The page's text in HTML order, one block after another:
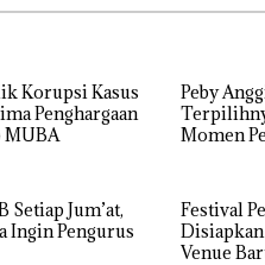
Korupsi Kasus
Penghargaan
MUBA
Peby
Momen
Setiap Jum’at,
Ingin Pengurus
Festival
Venue